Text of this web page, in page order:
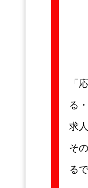
「
る
求
そ
る